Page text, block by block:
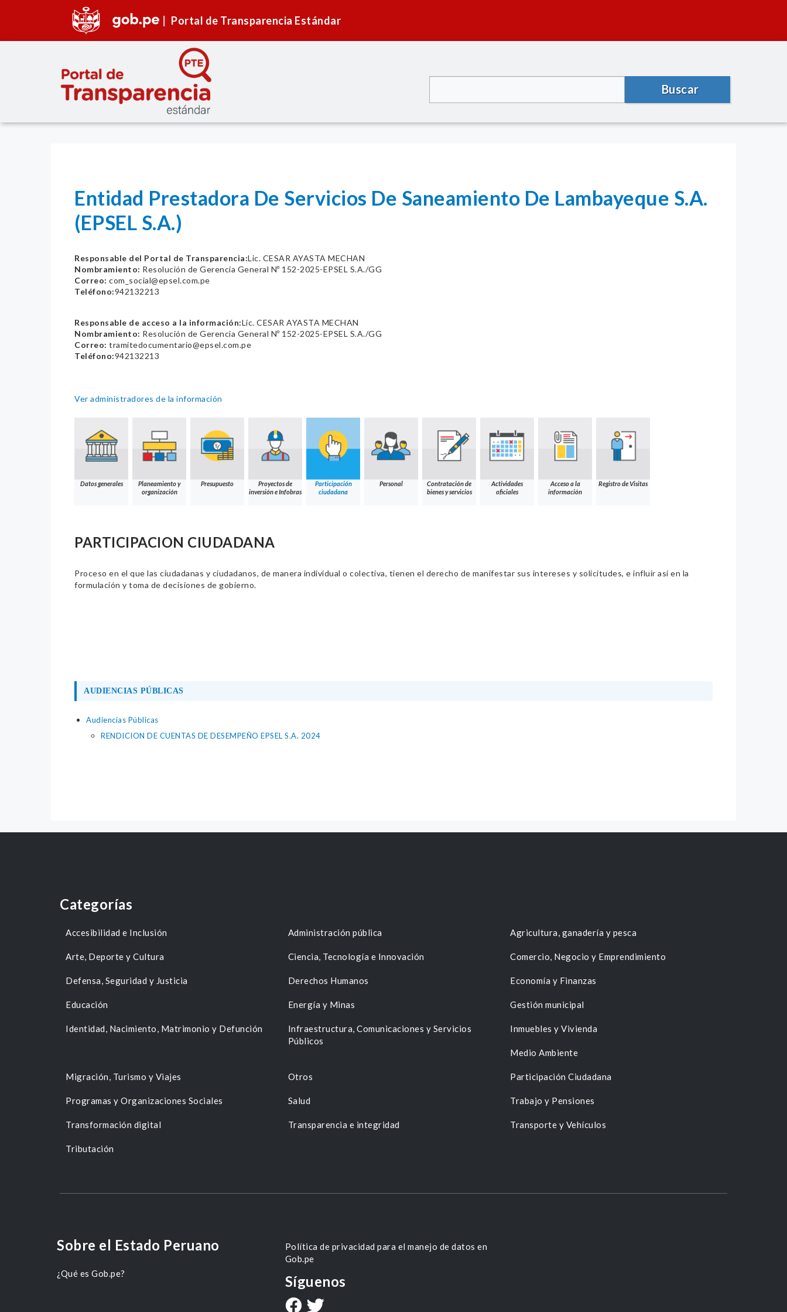
Portal de Transparencia Estándar
Buscar
Entidad Prestadora De Servicios De Saneamiento De Lambayeque S.A.
(EPSEL S.A.)
Responsable del Portal de Transparencia:Lic. CESAR AYASTA MECHAN
Nombramiento: Resolución de Gerencia General Nº 152-2025-EPSEL S.A./GG
Correo: com_social@epsel.com.pe
Teléfono:942132213
Responsable de acceso a la información:Lic. CESAR AYASTA MECHAN
Nombramiento: Resolución de Gerencia General Nº 152-2025-EPSEL S.A./GG
Correo: tramitedocumentario@epsel.com.pe
Teléfono:942132213
Ver administradores de la información
Datos generales
Planeamiento y
organización
Presupuesto
Proyectos de
inversión e Infobras
Participación
ciudadana
Personal
Contratación de
bienes y servicios
Actividades
oficiales
Acceso a la
información
Registro de Visitas
PARTICIPACION CIUDADANA
Proceso en el que las ciudadanas y ciudadanos, de manera individual o colectiva, tienen el derecho de manifestar sus intereses y solicitudes, e influir así en la
formulación y toma de decisiones de gobierno.
AUDIENCIAS PÚBLICAS
Audiencias Públicas
RENDICION DE CUENTAS DE DESEMPEÑO EPSEL S.A. 2024
Categorías
Accesibilidad e Inclusión Administración pública Agricultura, ganadería y pesca
Arte, Deporte y Cultura Ciencia, Tecnología e Innovación Comercio, Negocio y Emprendimiento
Defensa, Seguridad y Justicia Derechos Humanos Economía y Finanzas
Educación Energía y Minas Gestión municipal
Identidad, Nacimiento, Matrimonio y Defunción
Infraestructura, Comunicaciones y Servicios
Públicos
Inmuebles y Vivienda
Medio Ambiente
Migración, Turismo y Viajes Otros Participación Ciudadana
Programas y Organizaciones Sociales Salud Trabajo y Pensiones
Transformación digital Transparencia e integridad Transporte y Vehículos
Tributación
Sobre el Estado Peruano
¿Qué es Gob.pe?
Política de privacidad para el manejo de datos en
Gob.pe
Síguenos